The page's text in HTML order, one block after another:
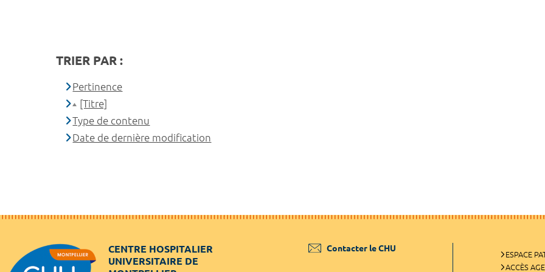
TRIER PAR :
Pertinence
[Titre]
Type de contenu
Date de dernière modification
CENTRE HOSPITALIER
UNIVERSITAIRE DE
Contacter le CHU
ESPACE
ACCÈS